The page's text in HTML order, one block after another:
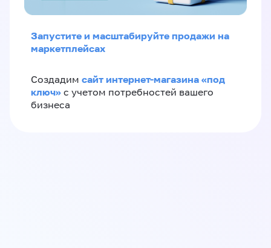
Запустите и масштабируйте продажи на
маркетплейсах
Создадим сайт интернет-магазина «под
ключ» с учетом потребностей вашего
бизнеса